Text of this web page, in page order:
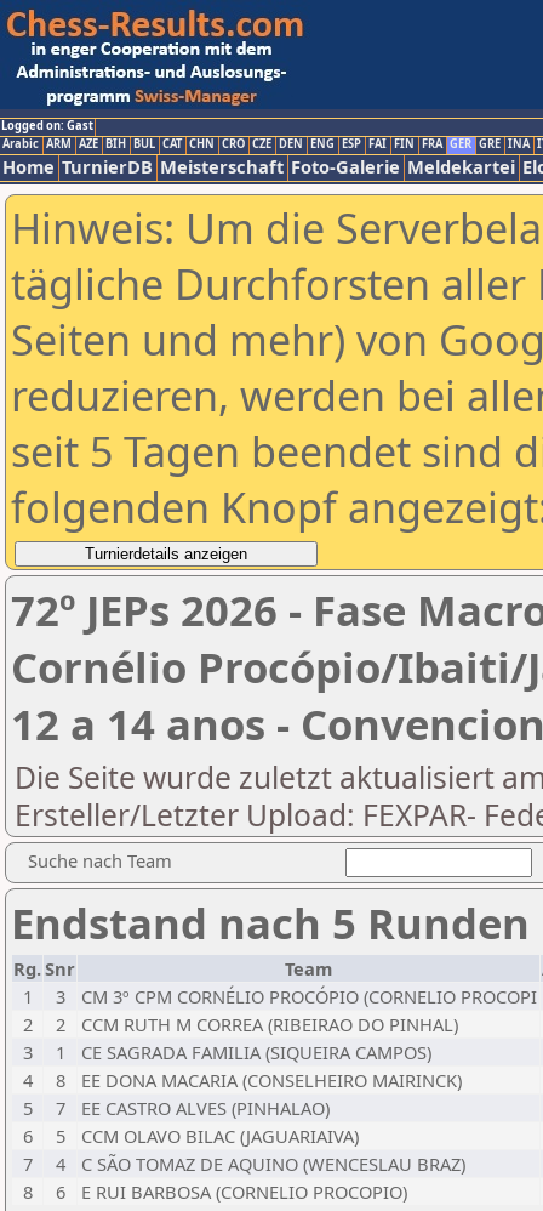
Logged on: Gast
Arabic ARM AZE BIH BUL CAT CHN CRO CZE DEN ENG ESP FAI FIN FRA GER GRE INA
Home TurnierDB Meisterschaft Foto-Galerie Meldekartei
Hinweis: Um die
tägliche Durchforsten aller
Seiten und mehr) von
reduzieren, werden bei
seit 5 Tagen beendet sind
folgenden Knopf
72º JEPs 2026 - Fase
Cornélio Procópio/Ibaiti/
12 a 14 anos -
Die Seite wurde zuletzt aktualisiert
Ersteller/Letzter Upload: FEXPAR-
Suche nach Team
Endstand nach 5 Runden
Rg.Snr Team
1
3
CM 3º CPM CORNÉLIO PROCÓPIO (CORNELIO PROCOPI
2
2
CCM RUTH M CORREA (RIBEIRAO DO PINHAL)
3
1
CE SAGRADA FAMILIA (SIQUEIRA CAMPOS)
4
8
EE DONA MACARIA (CONSELHEIRO MAIRINCK)
5
7
EE CASTRO ALVES (PINHALAO)
6
5
CCM OLAVO BILAC (JAGUARIAIVA)
7
4
C SÃO TOMAZ DE AQUINO (WENCESLAU BRAZ)
8
6 E RUI BARBOSA (CORNELIO PROCOPIO)